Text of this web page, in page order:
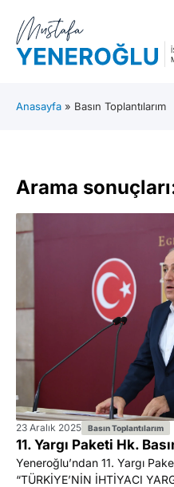
Anasayfa » Basın Toplantılarım
Arama
23 Aralık 2025 Basın Toplantılarım
11. Yargı Paketi Hk.
Yeneroğlu’ndan 11. Yargı
“TÜRKİYE’NİN İHTİYACI